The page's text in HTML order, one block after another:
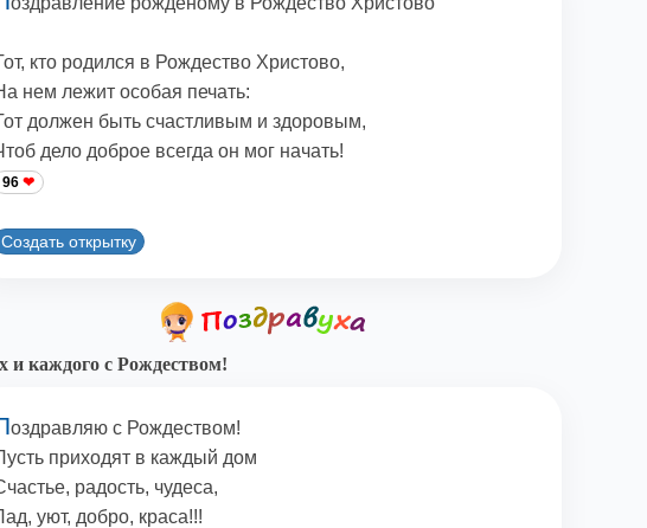
кто родился в Рождество Христово,
нем лежит особая печать:
должен быть счастливым и здоровым,
дело доброе всегда он мог начать!
96
Создать открытку
и каждого с Рождеством!
оздравляю с Рождеством!
приходят в каждый дом
радость, чудеса,
уют, добро, краса!!!